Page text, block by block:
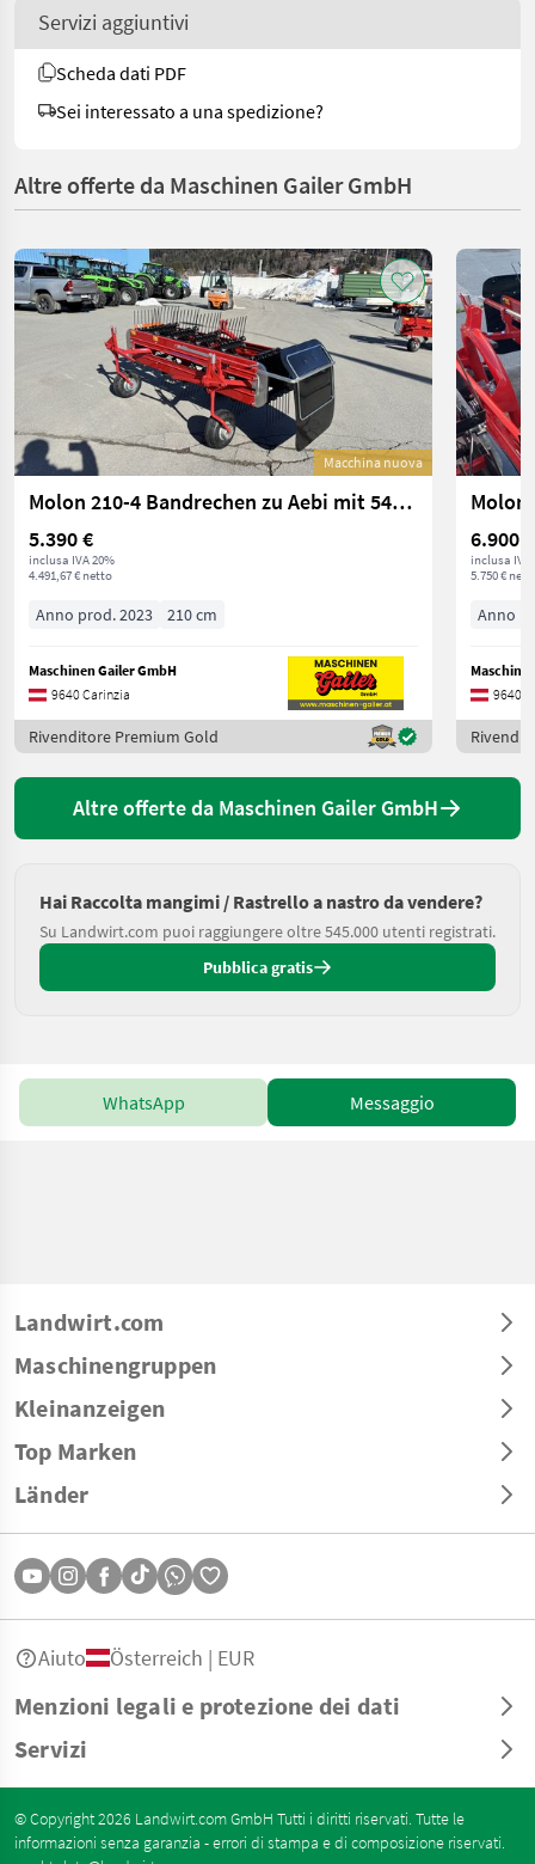
Servizi aggiuntivi
Scheda dati PDF
Sei interessato a una spedizione?
Altre offerte da Maschinen Gailer GmbH
Macchina nuova
Molon 210-4 Bandrechen zu Aebi mit 540U/min
5.390 €
inclusa IVA 20%
4.491,67 € netto
Anno prod. 2023 210 cm
Maschinen Gailer GmbH
9640 Carinzia
Rivenditore Premium Gold
Molon
6.900 €
inclusa IVA
5.750 €
Anno
9640
Altre offerte da Maschinen Gailer GmbH
Hai Raccolta mangimi / Rastrello a nastro da vendere?
Su Landwirt.com puoi raggiungere oltre 545.000 utenti registrati.
Pubblica gratis
WhatsApp Messaggio
Landwirt.com
Maschinengruppen
Kleinanzeigen
Top Marken
Länder
Menzioni legali e protezione dei dati
Servizi
Aiuto Österreich | EUR
© Copyright 2026 Landwirt.com GmbH Tutti i diritti riservati. Tutte le
informazioni senza garanzia - errori di stampa e di composizione riservati.